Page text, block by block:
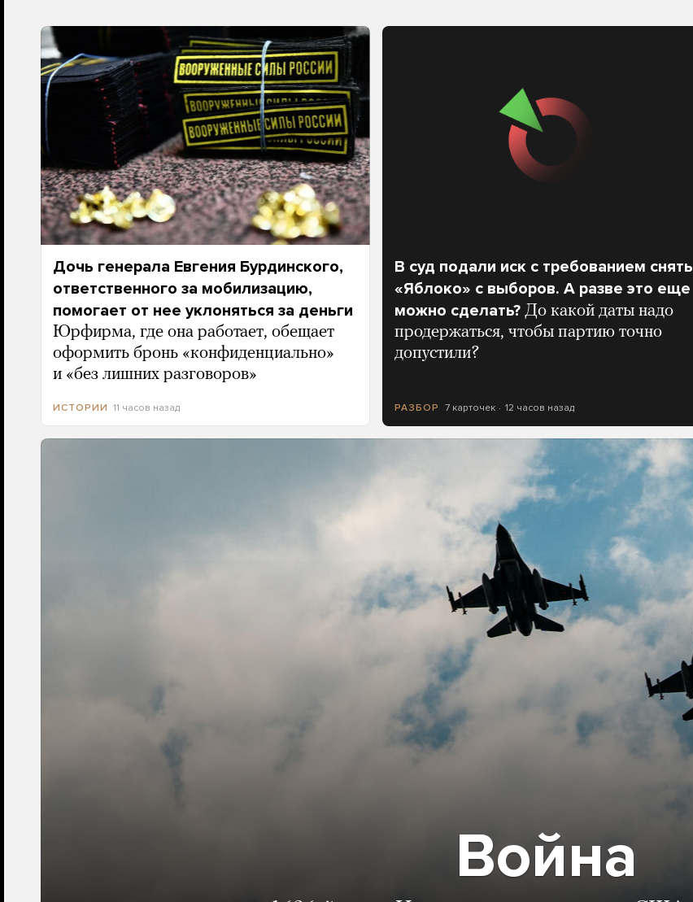
Дочь генерала Евгения Бурдинского,
ответственного за мобилизацию,
помогает от нее уклоняться за деньги
Юрфирма, где она работает, обещает
оформить бронь «конфиденциально»
и «без лишних разговоров»
ИСТОРИИ 11 часов назад
В суд подали иск с требованием снять
«Яблоко» с выборов. А разве это еще
можно сделать? До какой даты надо
продержаться, чтобы партию точно
допустили?
РАЗБОР 7 карточек 12 часов назад
Война